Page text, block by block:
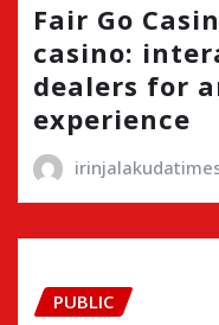
Fair Go
casino:
dealers for
experience
PUBLIC